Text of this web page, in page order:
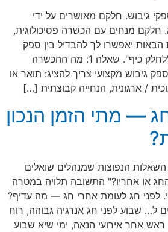
גיבוש. חלקם מאושרים על ידי
חלקם מנחים עם הכשרה פסיכולוגית,
5 השאלות הבאות יאפשרו לך להבדיל בין ספק
מקצועי לספק שמחפש "לחלק כיף". שאלה 1: מה ההכשרה
גיבוש מקצועי צריך להציג: תואר או
/ ארגונית, הנחייה קבוצתית […]
— מתי הזמן הנכון
הנפוצות שמנהלים שואלים
החג או אחריו?" התשובה תלויה במטרה
לפני חג לעומת אחרי חג — מה עדיף?
ל… שבוע לפני חג אנרגיה גבוהה, רוח
ראש אחר אירועי הנאה, ימי שיא שבוע